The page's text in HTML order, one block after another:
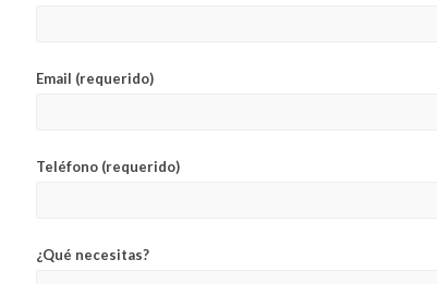
Email (requerido)
Teléfono (requerido)
¿Qué necesitas?